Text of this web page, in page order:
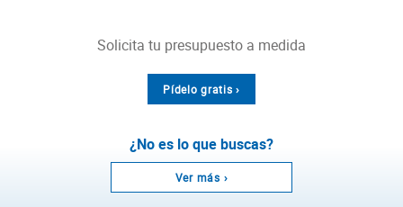
solicita tu presupuesto a medida
pídelo gratis ›
¿No es lo que buscas?
Ver más ›